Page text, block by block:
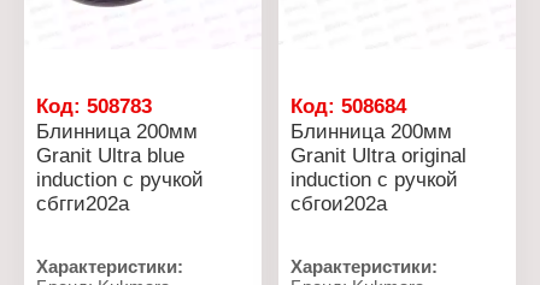
Код: 508783
Блинница 200мм
Granit Ultra blue
induction с ручкой
сбгги202а
Характеристики:
Код:508684
Блинница 200мм
Granit Ultra original
induction с ручкой
сбгои202а
Характеристики: